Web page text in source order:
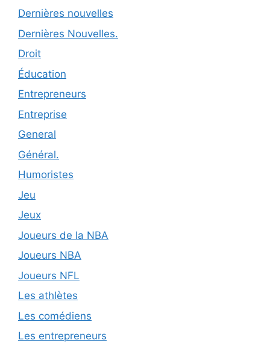
Dernières nouvelles
Dernières Nouvelles.
Droit
Éducation
Entrepreneurs
Entreprise
General
Général.
Humoristes
Jeu
Jeux
Joueurs de la NBA
Joueurs NBA
Joueurs NFL
Les athlètes
Les comédiens
Les entrepreneurs